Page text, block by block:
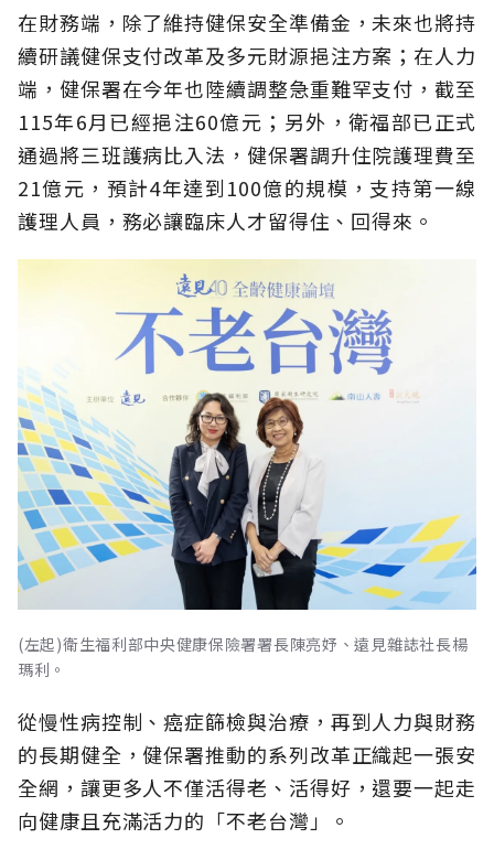
在財務端，除了維持健保安全準備金，未來也將持
續研議健保支付改革及多元財源挹注方案；在人力
端，健保署在今年也陸續調整急重難罕支付，截至
115年6月已經挹注60億元；另外，衛福部已正式
通過將三班護病比入法，健保署調升住院護理費至
21億元，預計4年達到100億的規模，支持第一線
護理人員，務必讓臨床人才留得住、回得來。
(左起)衛生福利部中央健康保險署署長陳亮妤、遠見雜誌社長楊
瑪利。
從慢性病控制、癌症篩檢與治療，再到人力與財務
的長期健全，健保署推動的系列改革正織起一張安
全網，讓更多人不僅活得老、活得好，還要一起走
向健康且充滿活力的「不老台灣」。